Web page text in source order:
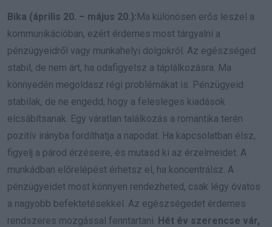
Bika (április 20. – május 20.):Ma különösen erős leszel a
kommunikációban, ezért érdemes most tárgyalni a
pénzügyeidről vagy munkahelyi dolgokról. Az egészséged
stabil, de nem árt, ha odafigyelsz a táplálkozásra. Ma
könnyedén megoldasz régi problémákat is. Pénzügyeid
stabilak, de ne engedd, hogy a felesleges kiadások
elcsábítsanak. Egy váratlan találkozás a romantika terén
pozitív irányba fordíthatja a napodat. Ha kapcsolatban élsz,
figyelj a párod érzéseire, és mutasd ki az érzelmeidet. A
munkádban előrelépést érhetsz el, ha koncentrálsz. A
pénzügyeidet most könnyen rendezheted, csak légy óvatos
a nagyobb befektetésekkel. Az egészségedet érdemes
rendszeres mozgással fenntartani. Hét év szerencse vár,